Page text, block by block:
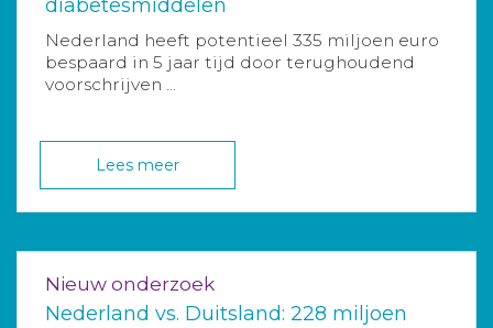
diabetesmiddelen
Nederland heeft potentieel 335 miljoen euro
bespaard in 5 jaar tijd door terughoudend
voorschrijven ...
Lees meer
Nieuw onderzoek
Nederland vs. Duitsland: 228 miljoen